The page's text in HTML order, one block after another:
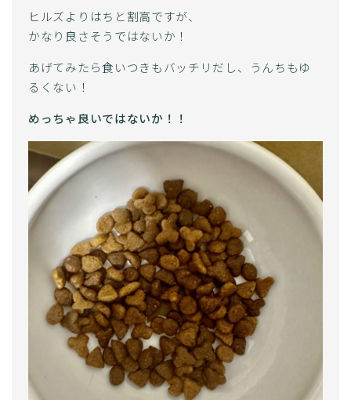
ヒルズよりはちと割高ですが、
かなり良さそうではないか！
あげてみたら食いつきもバッチリだし、うんちもゆ
るくない！
めっちゃ良いではないか！！